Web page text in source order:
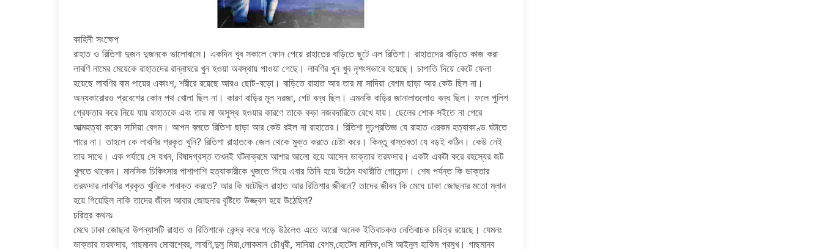
কাহিনী সংক্ষেপ
রাহাত ও রিতিশা দুজন দুজনকে ভালোবাসে। একদিন খুব সকালে ফোন পেয়ে রাহাতের বাড়িতে ছুটে এল রিতিশা। রাহাতদের বাড়িতে কাজ করা
লাবণি নামের মেয়েকে রাহাতদের রান্নাঘরে খুন হওয়া অবস্থায় পাওয়া গেছে। লাবণির খুন খুব নৃশংসভাবে হয়েছে। চাপাতি দিয়ে কেটে ফেলা
হয়েছে লাবণির বাম পায়ের একাংশ, শরীরে রয়েছে আরও ছোট-বড়ো। বাড়িতে রাহাত আর তার মা সাদিয়া বেগম ছাড়া আর কেউ ছিল না।
অন্যকারোরও প্রবেশের কোন পথ খোলা ছিল না। কারণ বাড়ির মূল দরজা, গেট বন্ধ ছিল। এমনকি বাড়ির জানালাগুলোও বন্ধ ছিল। ফলে পুলিশ
গ্রেফতার করে নিয়ে যায় রাহাতকে এবং তার মা অসুস্থ হওয়ার কারণে তাকে কড়া নজরদারিতে রেখে যায়। ছেলের শোক সইতে না পেরে
আত্মহত্যা করেন সাদিয়া বেগম। আপন বলতে রিতিশা ছাড়া আর কেউ রইল না রাহাতের। রিতিশা দৃঢ়প্রতিজ্ঞ যে রাহাত এরকম হত্যাকাণ্ড ঘটাতে
পারে না। তাহলে কে লাবণির প্রকৃত খুনি? রিতিশা রাহাতকে জেল থেকে মুক্ত করতে চেষ্টা করে। কিন্তু বাস্তবতা যে বড়ই কঠিন। কেউ নেই
তার সাথে। এক পর্যায়ে সে যখন, বিষাদগ্রস্ত তখনই ঘটনাক্রমে আশার আলো হয়ে আসেন ডাক্তার তরফদার। একটা একটা করে রহস্যের জট
খুলতে থাকেন। মানসিক চিকিৎসার পাশাপাশি হত্যাকারীকে খুজতে গিয়ে এবার তিনি হয়ে উঠেন যথারীতি গোয়েন্দা। শেষ পর্যন্ত কি ডাক্তার
তরফদার লাবণির প্রকৃত খুনিকে শনাক্ত করতে? আর কি ঘটেছিল রাহাত আর রিতিশার জীবনে? তাদের জীবন কি মেঘে ঢাকা জোছনার মতো ম্লান
হয়ে গিয়েছিল নাকি তাদের জীবন আবার জোছনার বৃষ্টিতে উজ্জ্বল হয়ে উঠেছিল?
চরিত্র কথনঃ
মেঘে ঢাকা জোছনা উপন্যাসটি রাহাত ও রিতিশাকে কেন্দ্র করে গড়ে উঠলেও এতে আরো অনেক ইতিবাচকও নেতিবাচক চরিত্র রয়েছে। যেমনঃ
ডাক্তার তরফদার, গাছমানব মোবাশ্বের, লাবণি,দুলু মিয়া,লোকমান চৌধুরী, সাদিয়া বেগম,হোটেল মালিক,ওসি আইনুল হাকিম প্রমুখ। গাছমানব